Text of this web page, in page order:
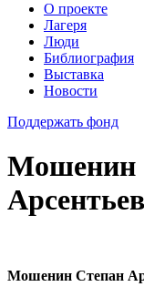
О проекте
Лагеря
Люди
Библиография
Выставка
Новости
Поддержать фонд
Мошенин
Мошенин Степан